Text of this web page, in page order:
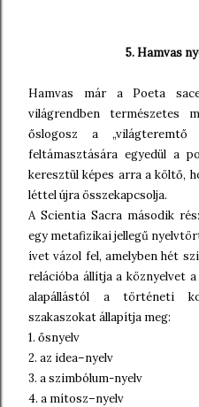
5. Hamvas
Hamvas már a Poeta
világrendben természetes
őslogosz a
feltámasztására egyedül a
keresztül képes arra a költő,
léttel újra összekapcsolja.
A Scientia Sacra második
egy metafizikai jellegű
ívet vázol fel, amelyben hét
relációba állítja a köznyelvet
alapállástól a történeti
szakaszokat állapítja meg:
1. ősnyelv
2. az idea–nyelv
3. a szimbólum-nyelv
4. a mítosz–nyelv